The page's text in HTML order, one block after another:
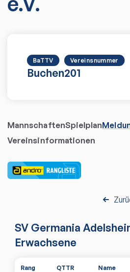
BaTTV
Buchen
Vereinsnummer
201
MannschaftenSpielplan
Vereinsinformationen
SV Germania
Erwachsene
Rang QTTR Name